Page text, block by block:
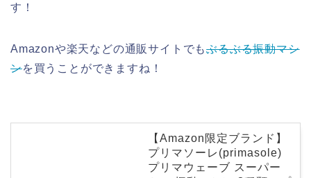
す！
Amazonや楽天などの通販サイトでもぶるぶる振動マシ
ンを買うことができますね！
【Amazon限定ブランド】
プリマソーレ(primasole)
プリマウェーブ スーパー